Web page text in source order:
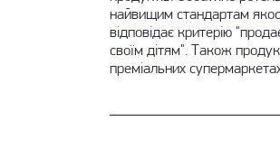
найвищим стандартам
відповідає критерію
своїм дітям". Також
преміальних